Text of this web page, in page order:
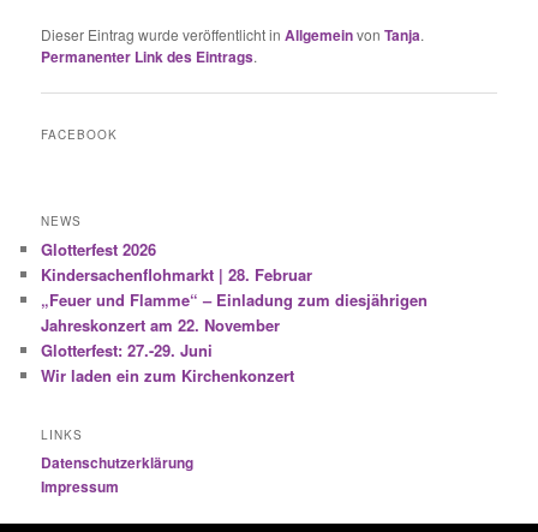
Dieser Eintrag wurde veröffentlicht inAllgemeinvonTanja.
Permanenter Link des Eintrags.
FACEBOOK
NEWS
Glotterfest 2026
Kindersachenflohmarkt | 28. Februar
„Feuer und Flamme“ – Einladung zum diesjährigen
Jahreskonzert am 22. November
Glotterfest: 27.-29. Juni
Wir laden ein zum Kirchenkonzert
LINKS
Datenschutzerklärung
Impressum